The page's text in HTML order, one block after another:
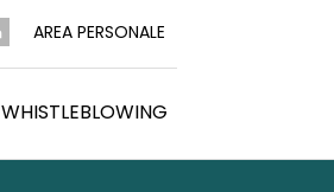
AREA PERSONALE
WHISTLEBLOWING